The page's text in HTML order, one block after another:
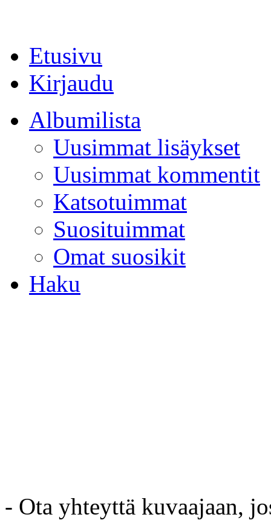
Etusivu
Kirjaudu
Albumilista
Uusimmat lisäykset
Uusimmat kommentit
Katsotuimmat
Suosituimmat
Omat suosikit
Haku
- Ota yhteyttä kuvaajaan,